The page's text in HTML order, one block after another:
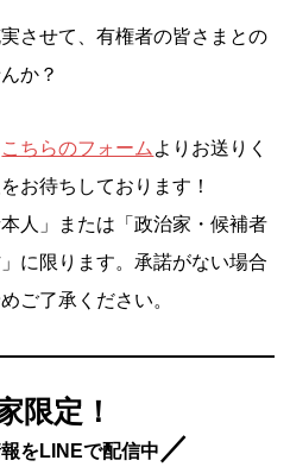
させて、有権者の皆さまとの
か？
こちらのフォーム よりお送りく
お待ちしております！
人」または「政治家・候補者
に限ります。承諾がない場合
ご了承ください。
限定！
をLINEで配信中 ／